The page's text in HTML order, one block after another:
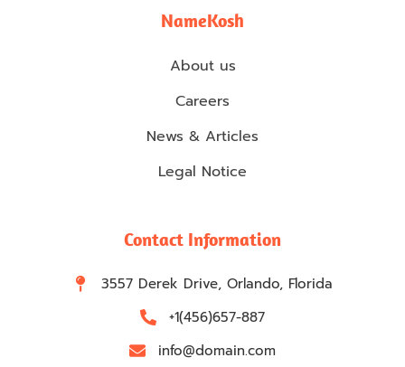
NameKosh
About us
Careers
News & Articles
Legal Notice
Contact Information
3557 Derek Drive, Orlando, Florida
+1(456)657-887
info@domain.com